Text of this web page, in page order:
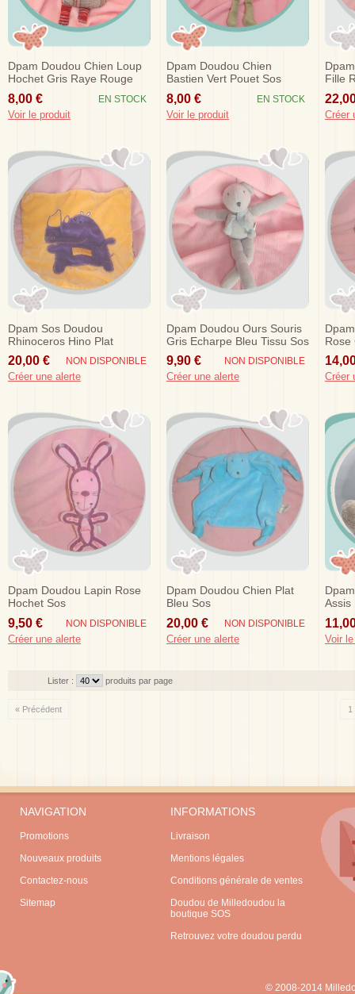
Dpam Doudou Chien Loup
Hochet Gris Raye Rouge
Sos
8,00 € EN STOCK
Voir le produit
Dpam Doudou Chien
Bastien Vert Pouet Sos
8,00 € EN STOCK
Voir le produit
Fille
Créer
Dpam Sos Doudou
Rhinoceros Hino Plat
Orange Mauve
20,00 € NON DISPONIBLE
Créer une alerte
Dpam Doudou Ours Souris
Gris Echarpe Bleu Tissu Sos
9,90 € NON DISPONIBLE
Créer une alerte
Rose
Créer
Dpam Doudou Lapin Rose
Hochet Sos
9,50 € NON DISPONIBLE
Créer une alerte
Dpam Doudou Chien Plat
Bleu Sos
20,00 € NON DISPONIBLE
Créer une alerte
Assis
Sos
Voir
Lister : produits par page
« Précédent 1
NAVIGATION
Promotions
Nouveaux produits
Contactez-nous
Sitemap
INFORMATIONS
Livraison
Mentions légales
Conditions générale de ventes
Doudou de Milledoudou la
boutique SOS
Retrouvez votre doudou perdu
© 2008-2014